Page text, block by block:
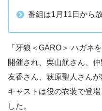
番組は1月11日から
「牙狼＜GARO＞ ハガネ
開催され、栗山航さん、
友香さん、萩原聖人さんが
キャストは役の衣装で登
した。